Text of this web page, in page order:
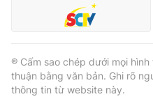
® Cấm sao chép dưới mọi
thuận bằng văn bản. Ghi rõ
thông tin từ website này.